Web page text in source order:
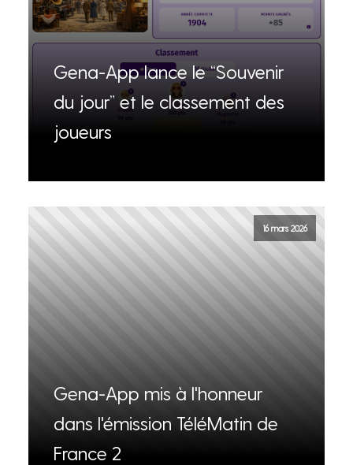
Gena-App lance le “Souvenir
du jour” et le classement des
joueurs
16 mars 2026
Gena-App mis à l'honneur
dans l'émission TéléMatin de
France 2